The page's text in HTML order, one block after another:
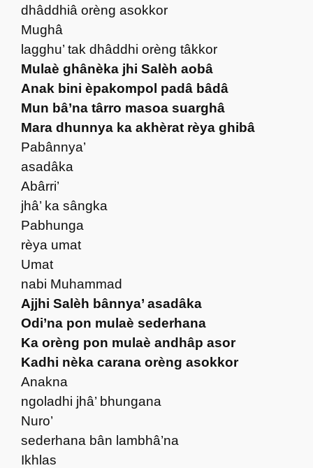
dhâddhiâ orèng asokkor
Mughâ
lagghu’ tak dhâddhi orèng tâkkor
Mulaè ghânèka jhi Salèh aobâ
Anak bini èpakompol padâ bâdâ
Mun bâ’na târro masoa suarghâ
Mara dhunnya ka akhèrat rèya ghibâ
Pabânnya’
asadâka
Abârri’
jhâ’ ka sângka
Pabhunga
rèya umat
Umat
nabi Muhammad
Ajjhi Salèh bânnya’ asadâka
Odi’na pon mulaè sederhana
Ka orèng pon mulaè andhâp asor
Kadhi nèka carana orèng asokkor
Anakna
ngoladhi jhâ’ bhungana
Nuro’
sederhana bân lambhâ’na
Ikhlas